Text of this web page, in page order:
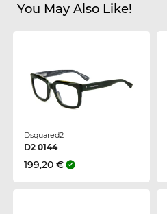
You May Also Like!
Dsquared2
D2 0144
199,20 €